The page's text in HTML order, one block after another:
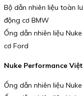
Bộ dẫn nhiên liệu toàn
động cơ BMW
Ống dẫn nhiên liệu
cơ Ford
Nuke Performance
Ống dẫn nhiên liệu